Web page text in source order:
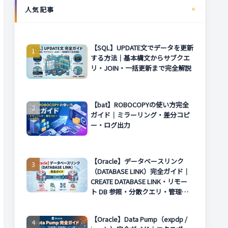
人気記事
【SQL】UPDATE文でデータを更新
する方法｜基本構文からサブクエ
リ・JOIN・一括更新まで完全解説
【bat】ROBOCOPYの使い方完全
ガイド｜ミラーリング・差分コピ
ー・ログ出力
【Oracle】データベースリンク
（DATABASE LINK）完全ガイド｜
CREATE DATABASE LINK・リモー
ト DB 参照・分散クエリ・管理方
【Oracle】Data Pump（expdp /